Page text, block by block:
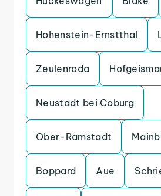
Hohenstein-Ernstthal
Zeulenroda
Neustadt bei Coburg
Ober-Ramstadt
Boppard Aue